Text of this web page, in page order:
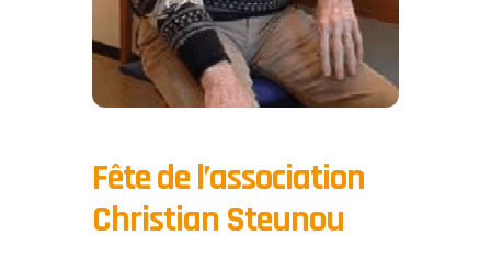
Fête de l’association
Christian Steunou